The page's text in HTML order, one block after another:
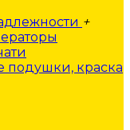
+
краска